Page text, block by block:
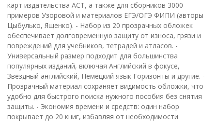
карт издательства АСТ, а также для сборников 3000
примеров Узоровой и материалов ЕГЭ/ОГЭ ФИПИ (авторы
Цыбулько, Ященко). - Набор из 20 прозрачных обложек
обеспечивает долговременную защиту от износа, грязи и
повреждений для учебников, тетрадей и атласов. -
Универсальный размер подходит для большинства
популярных изданий, включая Английский в фокусе,
Звёздный английский, Немецкий язык Горизонты и другие. -
Прозрачный материал сохраняет видимость обложки, что
удобно для быстрого поиска нужного пособия без снятия
защиты. - Экономия времени и средств: один набор
покрывает до 20 книг, избавляя от необходимости